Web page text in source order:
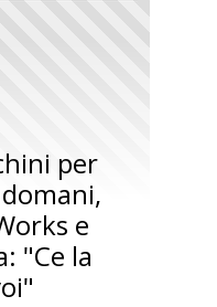
per
e
"Ce la